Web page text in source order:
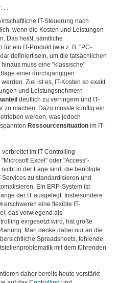
IT-Steuerung nach
wenn die Kosten und Leistungen
Das heißt, sämtliche
für ein IT-Produkt (wie z. B. "PC-
definiert sein, um die tatsächlichen
muss eine "klassische"
einer durchgängigen
Ziel ist es, IT-Kosten so exakt
und Leistungsnehmern
deutlich zu verringern und IT-
zu machen. Dazu müsste künftig ein
werden, was jedoch
Ressourcensituation im IT-
im IT-Controlling
Excel" oder "Access"-
in der Lage sind, die benötigte
Services zu standardisieren und
Ein ERP-System ist
der IT ausgelegt. Insbesondere
erschweren eine flexible IT-
das vorwiegend als
eingesetzt wird, hat große
Man denke dabei nur an die
Spreadsheets, fehlende
mit dem führenden
daher bereits heute verstärkt